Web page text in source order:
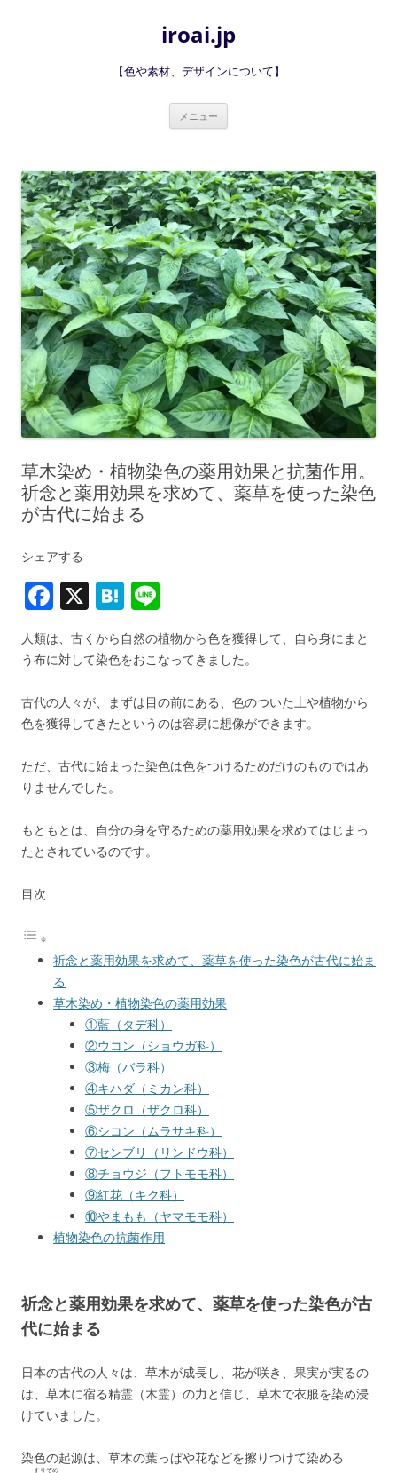
iroai.jp
【色や素材、デザインについて】
メニュー
へ
ス
キ
ッ
プ
草木染め・植物染色の薬用効果と抗菌作用。
祈念と薬用効果を求めて、薬草を使った染色
が古代に始まる
シェアする
F
a
c
b
o
o
k
X H
at
e
a
n
e
人類は、古くから自然の植物から色を獲得して、自ら身にまと
う布に対して染色をおこなってきました。
古代の人々が、まずは目の前にある、色のついた土や植物から
色を獲得してきたというのは容易に想像ができます。
ただ、古代に始まった染色は色をつけるためだけのものではあ
りませんでした。
もともとは、自分の身を守るための薬用効果を求めてはじまっ
たとされているのです。
目次
祈念と薬用効果を求めて、薬草を使った染色が古代に始ま
る
草木染め・植物染色の薬用効果
①藍（タデ科）
②ウコン（ショウガ科）
③梅（バラ科）
④キハダ（ミカン科）
⑤ザクロ（ザクロ科）
⑥シコン（ムラサキ科）
⑦センブリ（リンドウ科）
⑧チョウジ（フトモモ科）
⑨紅花（キク科）
⑩やまもも（ヤマモモ科）
植物染色の抗菌作用
祈念と薬用効果を求めて、薬草を使った染色が古
代に始まる
日本の古代の人々は、草木が成長し、花が咲き、果実が実るの
は、草木に宿る精霊（木霊）の力と信じ、草木で衣服を染め浸
けていました。
染色の起源は、草木の葉っぱや花などを擦りつけて染める
すりぞめ